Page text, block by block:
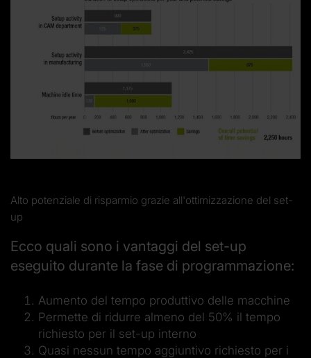
Alto potenziale di risparmio grazie all'ottimizzazione del set-
up
Ecco quali sono i vantaggi del set-up
eseguito durante la fase di programmazione:
Aumento del tempo produttivo delle macchine
Permette di ridurre almeno del 50% il tempo
richiesto per il set-up interno
Quasi nessun tempo aggiuntivo richiesto per i